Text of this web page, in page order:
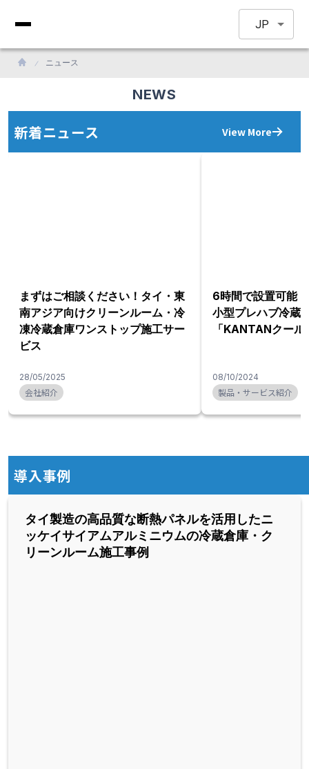
JP
ニュース
NEWS
新着ニュース View More
まずはご相談ください！タイ・東
南アジア向けクリーンルーム・冷
凍冷蔵倉庫ワンストップ施工サー
ビス
28/05/2025
会社紹介
6時間で設置可能
小型プレハブ冷蔵
「KANTANクー
08/10/2024
製品・サービス紹介
導入事例
タイ製造の高品質な断熱パネルを活用したニ
ッケイサイアムアルミニウムの冷蔵倉庫・ク
リーンルーム施工事例